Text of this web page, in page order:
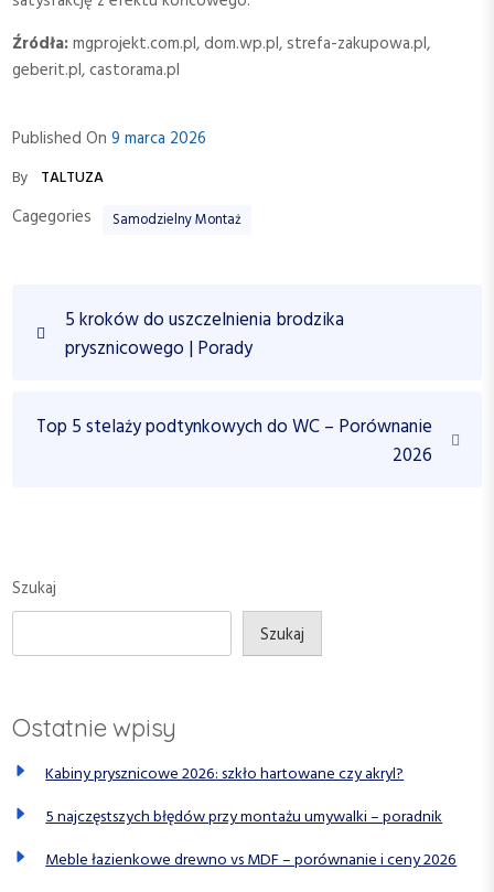
Źródła:mgprojekt.com.pl, dom.wp.pl, strefa-zakupowa.pl,
geberit.pl, castorama.pl
Published On9 marca 2026
By TALTUZA
Cagegories Samodzielny Montaż
w
i
u
P
r
e
i
t
5 kroków do uszczelnienia brodzika
prysznicowego | Porady
N
s
t
Top 5 stelaży podtynkowych do WC – Porównanie
2026
Szukaj
Szukaj
Ostatnie wpisy
Kabiny prysznicowe 2026: szkło hartowane czy akryl?
5 najczęstszych błędów przy montażu umywalki – poradnik
Meble łazienkowe drewno vs MDF – porównanie i ceny 2026